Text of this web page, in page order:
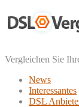
Vergleichen Sie
News
Interessantes
DSL